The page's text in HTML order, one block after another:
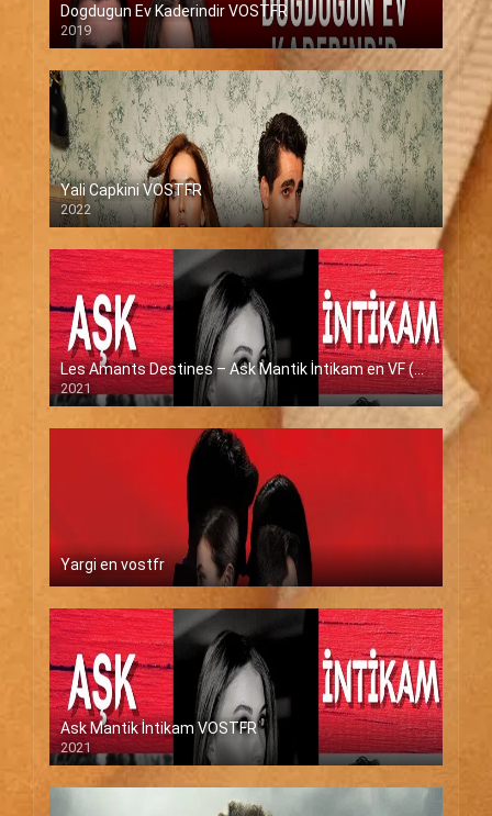
Dogdugun Ev Kaderindir VOSTFR
2019
Yali Capkini VOSTFR
2022
Les Amants Destines – Ask Mantik İntikam en VF (Voix Francaise)
2021
Yargi en vostfr
Ask Mantik İntikam VOSTFR
2021